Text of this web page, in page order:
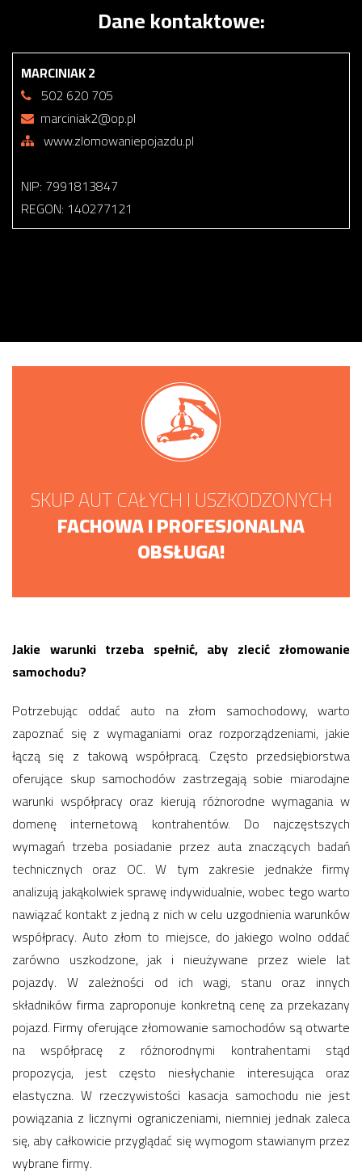
Dane kontaktowe:
MARCINIAK 2
502 620 705
marciniak2@op.pl
www.zlomowaniepojazdu.pl
NIP: 7991813847
REGON: 140277121
SKUP AUT CAŁYCH I USZKODZONYCH
FACHOWA I PROFESJONALNA
OBSŁUGA!
Jakie warunki trzeba spełnić, aby zlecić złomowanie
samochodu?
Potrzebując oddać auto na złom samochodowy, warto
zapoznać się z wymaganiami oraz rozporządzeniami, jakie
łączą się z takową współpracą. Często przedsiębiorstwa
oferujące skup samochodów zastrzegają sobie miarodajne
warunki współpracy oraz kierują różnorodne wymagania w
domenę internetową kontrahentów. Do najczęstszych
wymagań trzeba posiadanie przez auta znaczących badań
technicznych oraz OC. W tym zakresie jednakże firmy
analizują jakąkolwiek sprawę indywidualnie, wobec tego warto
nawiązać kontakt z jedną z nich w celu uzgodnienia warunków
współpracy. Auto złom to miejsce, do jakiego wolno oddać
zarówno uszkodzone, jak i nieużywane przez wiele lat
pojazdy. W zależności od ich wagi, stanu oraz innych
składników firma zaproponuje konkretną cenę za przekazany
pojazd. Firmy oferujące złomowanie samochodów są otwarte
na współpracę z różnorodnymi kontrahentami stąd
propozycja, jest często niesłychanie interesująca oraz
elastyczna. W rzeczywistości kasacja samochodu nie jest
powiązania z licznymi ograniczeniami, niemniej jednak zaleca
się, aby całkowicie przyglądać się wymogom stawianym przez
wybrane firmy.